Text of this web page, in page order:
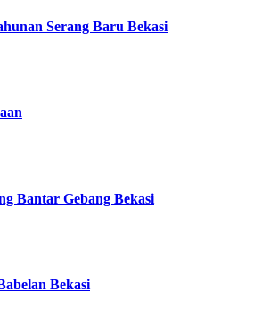
Serang Baru Bekasi
Bantar Gebang Bekasi
Bekasi